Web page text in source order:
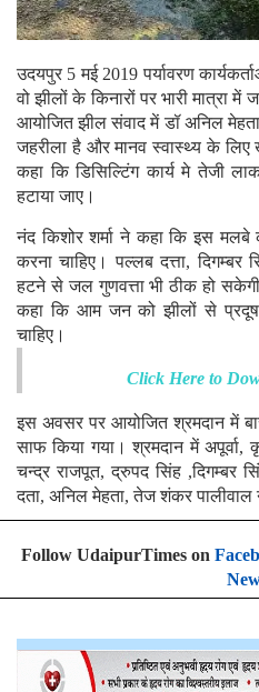
उदयपुर 5 मई 2019 पर्यावरण
वो झीलों के किनारों पर भारी मात्रा
आयोजित झील संवाद में डॉ अनिल
जहरीला है और मानव स्वास्थ्य के
कहा कि डिसिल्टिंग कार्य मे तेजी
हटाया जाए।
नंद किशोर शर्मा ने कहा कि इस मलबे
करना चाहिए। पल्लब दत्ता,
हटने से जल गुणवत्ता भी ठीक हो
कहा कि आम जन को झीलों से
चाहिए।
Click Here to
इस अवसर पर आयोजित श्रमदान में
साफ किया गया। श्रमदान में अपूर्वा,
चन्द्र राजपूत, द्रुपद सिंह ,दिगम्बर
दता, अनिल मेहता, तेज शंकर पालीवाल
Follow UdaipurTimes on